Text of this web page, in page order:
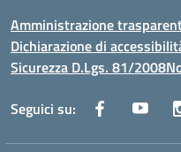
Amministrazione
Dichiarazione di
Sicurezza D.Lgs. 81/2008
Seguici su: